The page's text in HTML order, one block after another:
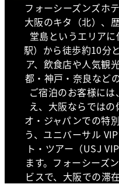
フォーシーズンズホ
大阪のキタ（北）、
堂島というエリア
駅）から徒歩約10分
ア、飲食店や人気観
都・神戸・奈良など
ご宿泊のお客様に
え、大阪ならでは
オ・ジャパンでの特
う、ユニバーサル
ト・ツアー（USJ
ます。フォーシーズ
ビスで、大阪での滞